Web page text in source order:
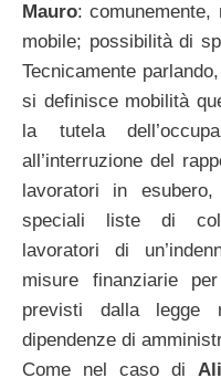
Mauro:
mobile; possibilità di
Tecnicamente
si definisce mobilità
la tutela
all’interruzione del
lavoratori in esubero,
speciali liste di
lavoratori di
misure finanziarie
previsti dalla legge
dipendenze di
Come nel caso di